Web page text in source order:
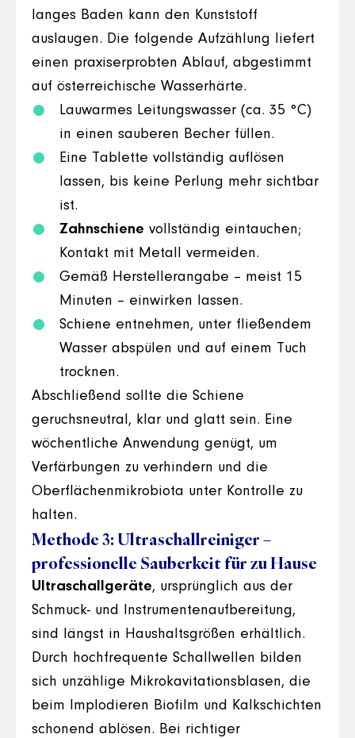
langes Baden kann den Kunststoff
auslaugen. Die folgende Aufzählung liefert
einen praxiserprobten Ablauf, abgestimmt
auf österreichische Wasserhärte.
Lauwarmes Leitungswasser (ca. 35 °C)
in einen sauberen Becher füllen.
Eine Tablette vollständig auflösen
lassen, bis keine Perlung mehr sichtbar
ist.
Zahnschiene vollständig eintauchen;
Kontakt mit Metall vermeiden.
Gemäß Herstellerangabe – meist 15
Minuten – einwirken lassen.
Schiene entnehmen, unter fließendem
Wasser abspülen und auf einem Tuch
trocknen.
Abschließend sollte die Schiene
geruchsneutral, klar und glatt sein. Eine
wöchentliche Anwendung genügt, um
Verfärbungen zu verhindern und die
Oberflächenmikrobiota unter Kontrolle zu
halten.
Methode 3: Ultraschallreiniger –
professionelle Sauberkeit für zu Hause
Ultraschallgeräte, ursprünglich aus der
Schmuck- und Instrumentenaufbereitung,
sind längst in Haushaltsgrößen erhältlich.
Durch hochfrequente Schallwellen bilden
sich unzählige Mikrokavitationsblasen, die
beim Implodieren Biofilm und Kalkschichten
schonend ablösen. Bei richtiger